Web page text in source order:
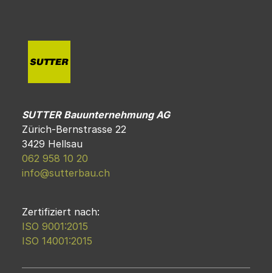
SUTTER Bauunternehmung AG
Zürich-Bernstrasse 22
3429 Hellsau
062 958 10 20
info@sutterbau.ch
Zertifiziert nach:
ISO 9001:2015
ISO 14001:2015